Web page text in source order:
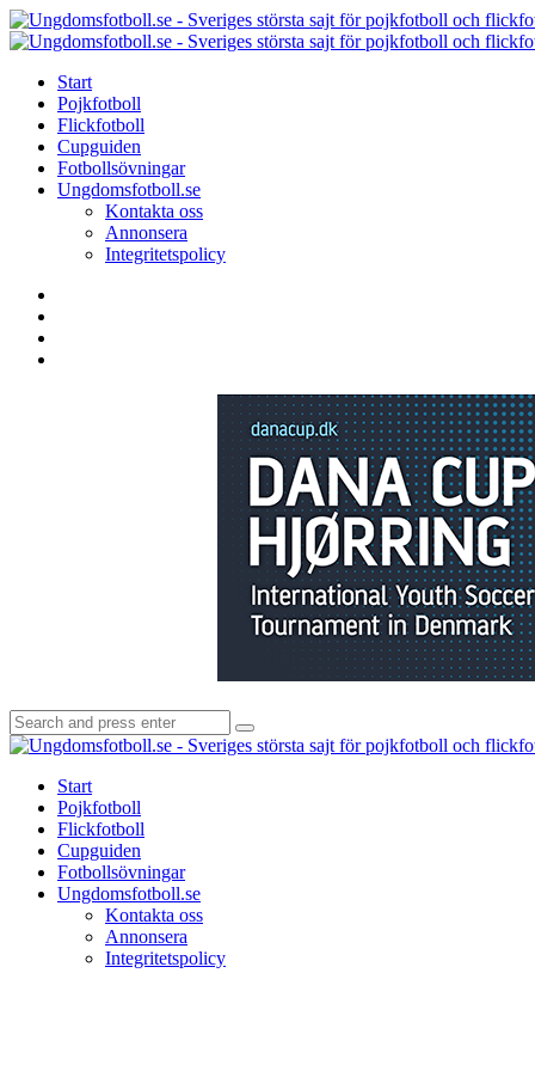
Menu
Search
Menu
Start
Pojkfotboll
Flickfotboll
Cupguiden
Fotbollsövningar
Ungdomsfotboll.se
Kontakta oss
Annonsera
Integritetspolicy
Search
for:
Search
Start
Pojkfotboll
Flickfotboll
Cupguiden
Fotbollsövningar
Ungdomsfotboll.se
Kontakta oss
Annonsera
Integritetspolicy